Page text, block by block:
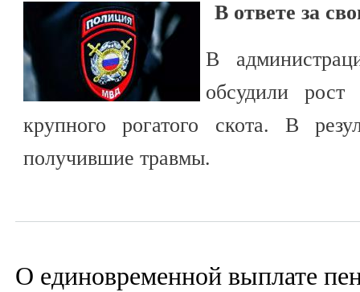
В ответе за
В
обсудили
крупного рогатого скота. В
получившие травмы.
О единовременной выплате